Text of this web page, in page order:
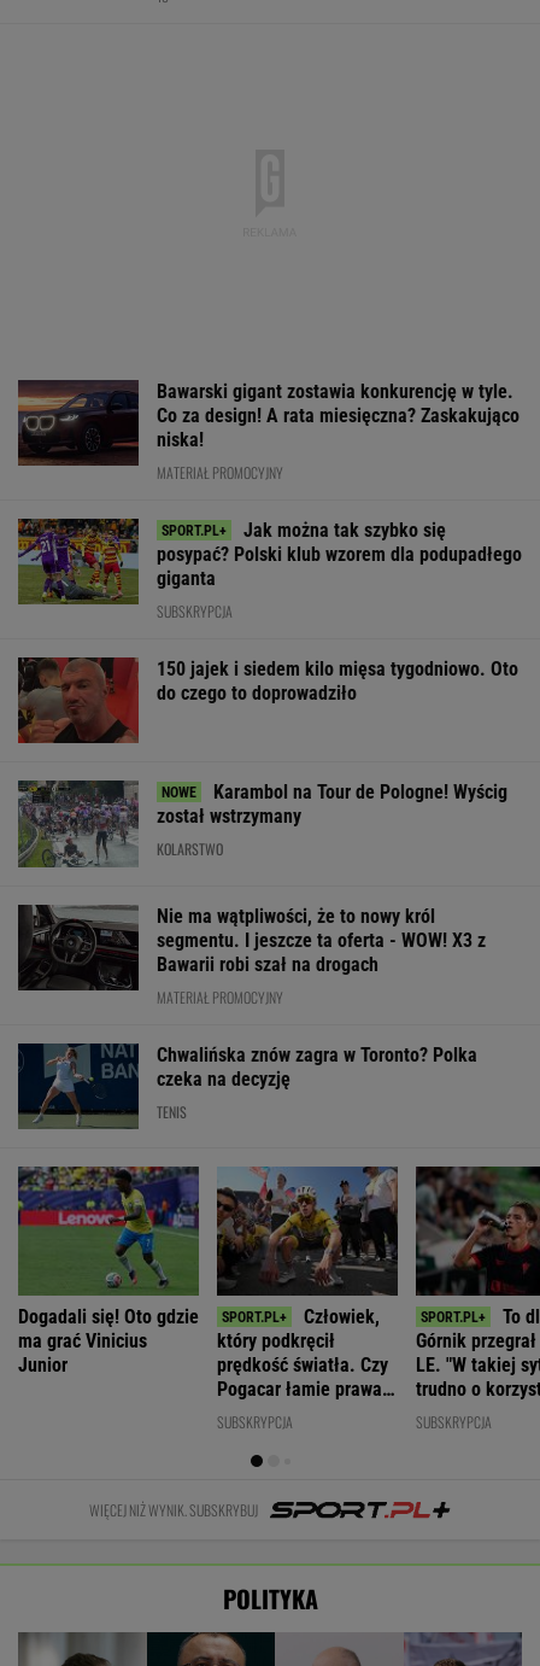
Bawarski gigant zostawia konkurencję w tyle.
Co za design! A rata miesięczna? Zaskakująco
niska!
MATERIAŁ PROMOCYJNY
Jak można tak szybko się
posypać? Polski klub wzorem dla podupadłego
giganta
SUBSKRYPCJA
150 jajek i siedem kilo mięsa tygodniowo. Oto
do czego to doprowadziło
Karambol na Tour de Pologne! Wyścig
został wstrzymany
KOLARSTWO
Nie ma wątpliwości, że to nowy król
segmentu. I jeszcze ta oferta - WOW! X3 z
Bawarii robi szał na drogach
MATERIAŁ PROMOCYJNY
Chwalińska znów zagra w Toronto? Polka
czeka na decyzję
TENIS
Dogadali się! Oto gdzie
ma grać Vinicius
Junior
Człowiek,
który podkręcił
prędkość światła. Czy
Pogacar łamie prawa
biologii?
SUBSKRYPCJA
To
Górnik
LE. "W takiej
trudno o
rezultat"
SUBSKRYPCJA
WIĘCEJ NIŻ WYNIK. SUBSKRYBUJ
POLITYKA